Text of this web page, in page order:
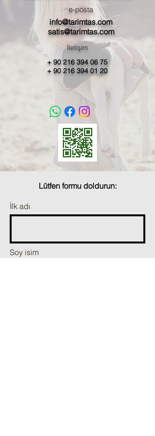
e-posta
info@tarimtas.com
satis@tarimtas.com
İletişim
+ 90 216 394 06 75
+ 90 216 394 01 20
Lütfen formu doldurun:
İlk adı
Soy isim